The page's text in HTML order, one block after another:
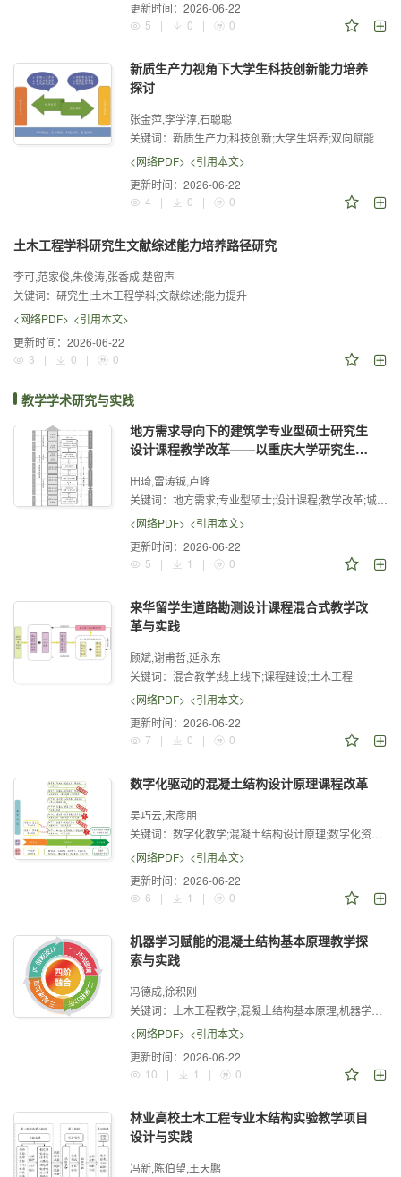
更新时间： 2026-06-22
5
| 0 | 0
新质生产力视角下大学生科技创新能力培养
探讨
张金萍,李学淳,石聪聪
关键词： 新质生产力;科技创新;大学生培养;双向赋能
<网络PDF> <引用本文>
更新时间： 2026-06-22
4
| 0 | 0
土木工程学科研究生文献综述能力培养路径研究
李可,范家俊,朱俊涛,张香成,楚留声
关键词： 研究生;土木工程学科;文献综述;能力提升
<网络PDF> <引用本文>
更新时间： 2026-06-22
3
| 0 | 0
教学学术研究与实践
地方需求导向下的建筑学专业型硕士研究生
设计课程教学改革——以重庆大学研究生一
田琦,雷涛铖,卢峰
关键词： 地方需求;专业型硕士;设计课程;教学改革;城市更新;校地结合
<网络PDF> <引用本文>
更新时间： 2026-06-22
5
| 1 | 0
来华留学生道路勘测设计课程混合式教学改
革与实践
顾斌,谢甫哲,延永东
关键词： 混合教学;线上线下;课程建设;土木工程
<网络PDF> <引用本文>
更新时间： 2026-06-22
7
| 0 | 0
数字化驱动的混凝土结构设计原理课程改革
吴巧云,宋彦朋
关键词： 数字化教学;混凝土结构设计原理;数字化资源;BIM技术;数字化平台;评价体系
<网络PDF> <引用本文>
更新时间： 2026-06-22
6
| 1 | 0
机器学习赋能的混凝土结构基本原理教学探
索与实践
冯德成,徐积刚
关键词： 土木工程教学;混凝土结构基本原理;机器学习。
<网络PDF> <引用本文>
更新时间： 2026-06-22
10
| 1 | 0
林业高校土木工程专业木结构实验教学项目
设计与实践
冯新,陈伯望,王天鹏